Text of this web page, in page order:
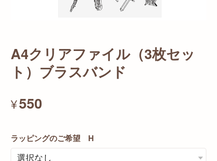
A4クリアファイル（3枚セッ
ト）ブラスバンド
¥550
ラッピングのご希望 H